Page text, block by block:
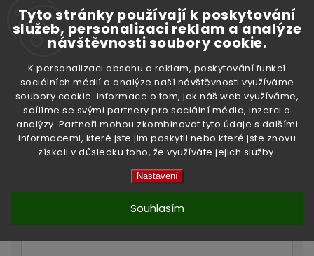
Tyto stránky používají k poskytování
služeb, personalizaci reklam a analýze
návštěvnosti soubory cookie.
K personalizaci obsahu a reklam, poskytování funkcí
sociálních médií a analýze naší návštěvnosti využíváme
soubory cookie. Informace o tom, jak náš web využíváme,
sdílíme se svými partnery pro sociální média, inzerci a
analýzy. Partneři mohou zkombinovat tyto údaje s dalšími
informacemi, které jste jim poskytli nebo které jste znovu
získali v důsledku toho, že využíváte jejich služby.
Nastavení
Souhlasím
Předchozí článek
Další článek
Odebírat newsletter
informace o nových produktech na našem e-shopu.